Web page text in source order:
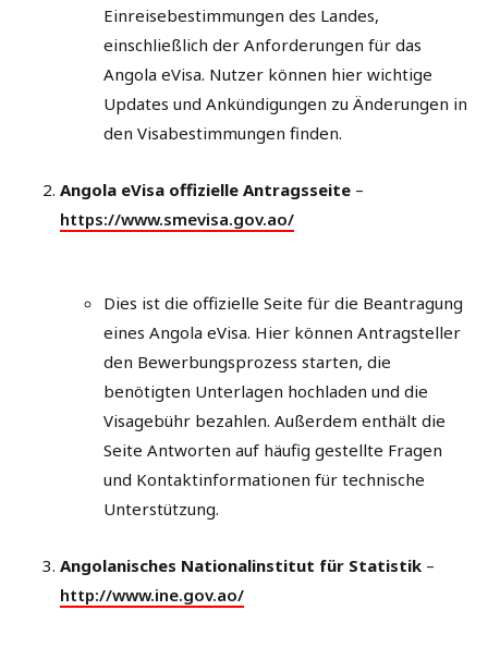
Einreisebestimmungen des Landes,
einschließlich der Anforderungen für das
Angola eVisa. Nutzer können hier wichtige
Updates und Ankündigungen zu Änderungen in
den Visabestimmungen finden.
Angola eVisa offizielle Antragsseite –
https://www.smevisa.gov.ao/
Dies ist die offizielle Seite für die Beantragung
eines Angola eVisa. Hier können Antragsteller
den Bewerbungsprozess starten, die
benötigten Unterlagen hochladen und die
Visagebühr bezahlen. Außerdem enthält die
Seite Antworten auf häufig gestellte Fragen
und Kontaktinformationen für technische
Unterstützung.
Angolanisches Nationalinstitut für Statistik –
http://www.ine.gov.ao/